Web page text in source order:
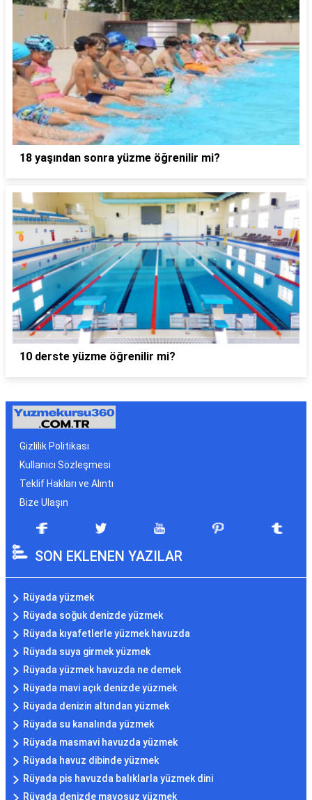
18 yaşından sonra yüzme öğrenilir mi?
10 derste yüzme öğrenilir mi?
Gizlilik Politikası
Kullanıcı Sözleşmesi
Teklif Hakları ve Alıntı
Bize Ulaşın
SON EKLENEN YAZILAR
Rüyada yüzmek
Rüyada soğuk denizde yüzmek
Rüyada kıyafetlerle yüzmek havuzda
Rüyada suya girmek yüzmek
Rüyada yüzmek havuzda ne demek
Rüyada mavi açık denizde yüzmek
Rüyada denizin altından yüzmek
Rüyada su kanalında yüzmek
Rüyada masmavi havuzda yüzmek
Rüyada havuz dibinde yüzmek
Rüyada pis havuzda balıklarla yüzmek dini
Rüyada denizde mayosuz yüzmek